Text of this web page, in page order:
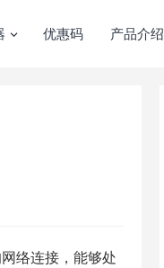
优惠码 产品介绍
络连接，能够处